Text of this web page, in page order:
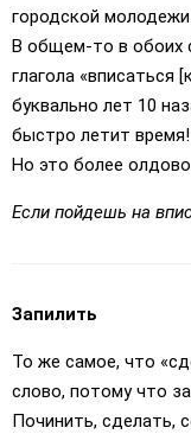
городской
В общем-то в обоих
глагола «вписаться
буквально лет 10
быстро летит
Но это более
Если пойдешь на
Запилить
То же самое, что
слово, потому что
Починить, сделать,